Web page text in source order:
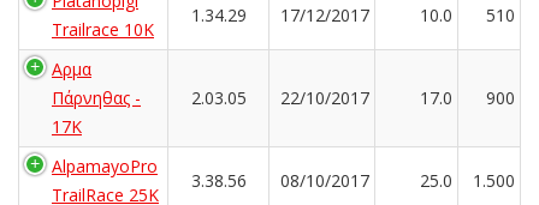
Trailrace 10K
1.34.29 17/12/2017 10.0 510
Αρμα
Πάρνηθας -
17K
2.03.05 22/10/2017 17.0 900
AlpamayoPro
TrailRace 25K
3.38.56 08/10/2017 25.0 1.500